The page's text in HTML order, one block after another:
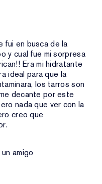
fui en busca de la
y cual fue mi sorpresa
Era mi hidratante
ideal para que la
los tarros son
decante por este
nada que ver con la
creo que
amigo